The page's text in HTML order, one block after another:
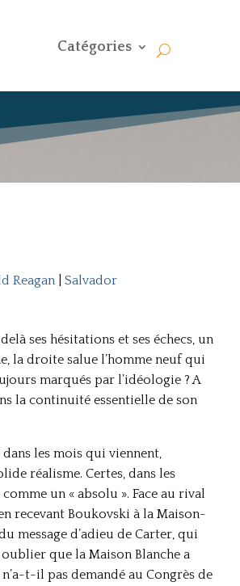
Catégories
Reagan| Salvador
ses hésitations et ses échecs, un
la droite salue l’homme neuf qui
marqués par l’idéologie ? A
la continuité essentielle de son
les mois qui viennent,
réalisme. Certes, dans les
un « absolu ». Face au rival
recevant Boukovski à la Maison-
message d’adieu de Carter, qui
que la Maison Blanche a
t-il pas demandé au Congrès de